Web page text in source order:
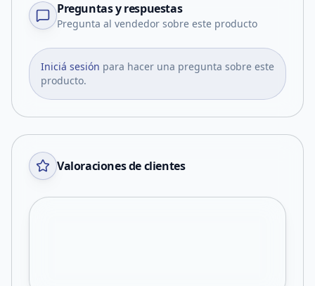
Preguntas y respuestas
Pregunta al vendedor sobre este producto
Iniciá sesión para hacer una pregunta sobre este
producto.
Valoraciones de clientes